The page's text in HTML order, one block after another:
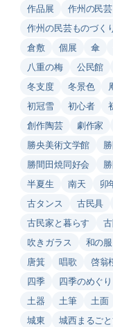
作品展
作州の民芸
作州の民芸ものづく
倉敷
個展 傘
八重の梅
公民館
冬支度
冬景色
初冠雪
初心者
創作陶芸
劇作家
勝央美術文学館
勝間田焼同好会
半夏生
南天 卯
古タンス
古民具
古民家と暮らす
吹きガラス
和の服
唐箕
唱歌 啓翁
四季
四季のめぐり
土器
土筆 土面
城東
城西まるご